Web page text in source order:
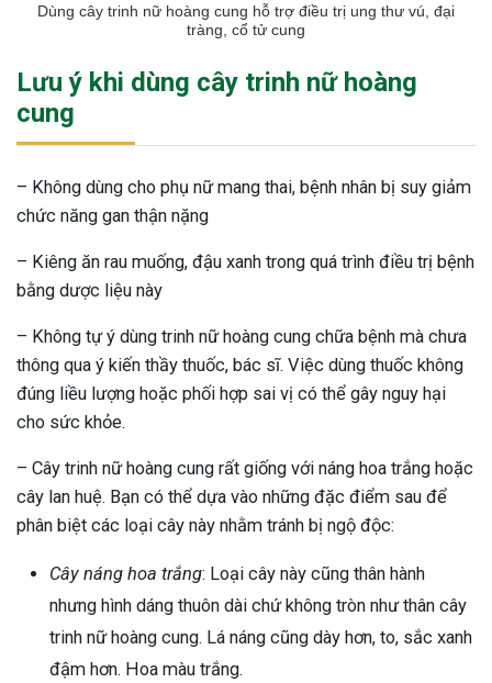
Dùng cây trinh nữ hoàng cung hỗ trợ điều trị ung thư vú, đại
tràng, cổ tử cung
Lưu ý khi dùng cây trinh nữ hoàng
cung
– Không dùng cho phụ nữ mang thai, bệnh nhân bị suy giảm
chức năng gan thận nặng
– Kiêng ăn rau muống, đậu xanh trong quá trình điều trị bệnh
bằng dược liệu này
– Không tự ý dùng trinh nữ hoàng cung chữa bệnh mà chưa
thông qua ý kiến thầy thuốc, bác sĩ. Việc dùng thuốc không
đúng liều lượng hoặc phối hợp sai vị có thể gây nguy hại
cho sức khỏe.
– Cây trinh nữ hoàng cung rất giống với náng hoa trắng hoặc
cây lan huệ. Bạn có thể dựa vào những đặc điểm sau để
phân biệt các loại cây này nhằm tránh bị ngộ độc:
Cây náng hoa trắng: Loại cây này cũng thân hành
nhưng hình dáng thuôn dài chứ không tròn như thân cây
trinh nữ hoàng cung. Lá náng cũng dày hơn, to, sắc xanh
đậm hơn. Hoa màu trắng.